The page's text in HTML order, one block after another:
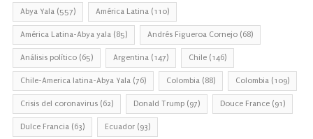
Abya Yala (557) América Latina (110)
América Latina-Abya yala (85) Andrés Figueroa Cornejo (68)
Análisis político (65) Argentina (147) Chile (146)
Chile-America latina-Abya Yala (76) Colombia (88) Colombia (109)
Crisis del coronavirus (62) Donald Trump (97) Douce France (91)
Dulce Francia (63) Ecuador (93)